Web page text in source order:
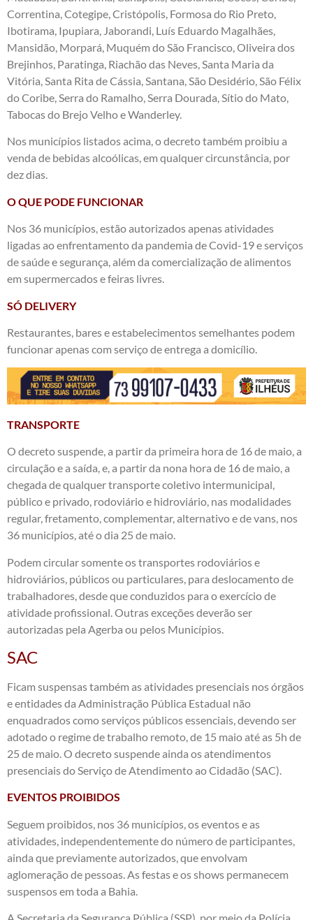
Correntina, Cotegipe, Cristópolis, Formosa do Rio Preto,
Ibotirama, Ipupiara, Jaborandi, Luís Eduardo Magalhães,
Mansidão, Morpará, Muquém do São Francisco, Oliveira dos
Brejinhos, Paratinga, Riachão das Neves, Santa Maria da
Vitória, Santa Rita de Cássia, Santana, São Desidério, São Félix
do Coribe, Serra do Ramalho, Serra Dourada, Sítio do Mato,
Tabocas do Brejo Velho e Wanderley.
Nos municípios listados acima, o decreto também proibiu a
venda de bebidas alcoólicas, em qualquer circunstância, por
dez dias.
O QUE PODE FUNCIONAR
Nos 36 municípios, estão autorizados apenas atividades
ligadas ao enfrentamento da pandemia de Covid-19 e serviços
de saúde e segurança, além da comercialização de alimentos
em supermercados e feiras livres.
SÓ DELIVERY
Restaurantes, bares e estabelecimentos semelhantes podem
funcionar apenas com serviço de entrega a domicílio.
TRANSPORTE
O decreto suspende, a partir da primeira hora de 16 de maio, a
circulação e a saída, e, a partir da nona hora de 16 de maio, a
chegada de qualquer transporte coletivo intermunicipal,
público e privado, rodoviário e hidroviário, nas modalidades
regular, fretamento, complementar, alternativo e de vans, nos
36 municípios, até o dia 25 de maio.
Podem circular somente os transportes rodoviários e
hidroviários, públicos ou particulares, para deslocamento de
trabalhadores, desde que conduzidos para o exercício de
atividade profissional. Outras exceções deverão ser
autorizadas pela Agerba ou pelos Municípios.
SAC
Ficam suspensas também as atividades presenciais nos órgãos
e entidades da Administração Pública Estadual não
enquadrados como serviços públicos essenciais, devendo ser
adotado o regime de trabalho remoto, de 15 maio até as 5h de
25 de maio. O decreto suspende ainda os atendimentos
presenciais do Serviço de Atendimento ao Cidadão (SAC).
EVENTOS PROIBIDOS
Seguem proibidos, nos 36 municípios, os eventos e as
atividades, independentemente do número de participantes,
ainda que previamente autorizados, que envolvam
aglomeração de pessoas. As festas e os shows permanecem
suspensos em toda a Bahia.